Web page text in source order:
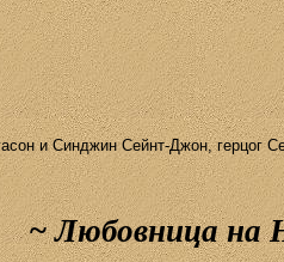
и Син­д­жин Сей­нт-Джон, гер­цог
~Любовница на